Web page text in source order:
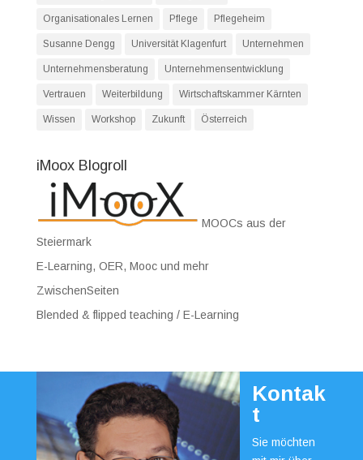
Organisationales Lernen Pflege Pflegeheim
Susanne Dengg Universität Klagenfurt Unternehmen
Unternehmensberatung Unternehmensentwicklung
Vertrauen Weiterbildung Wirtschaftskammer Kärnten
Wissen Workshop Zukunft Österreich
iMoox Blogroll
MOOCs aus der
Steiermark
E-Learning, OER, Mooc und mehr
ZwischenSeiten
Blended & flipped teaching / E-Learning
Kontak
t
Sie möchten